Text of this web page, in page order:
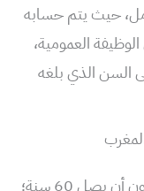
حيث يتم حسابه
العمومية،
السن الذي بلغه